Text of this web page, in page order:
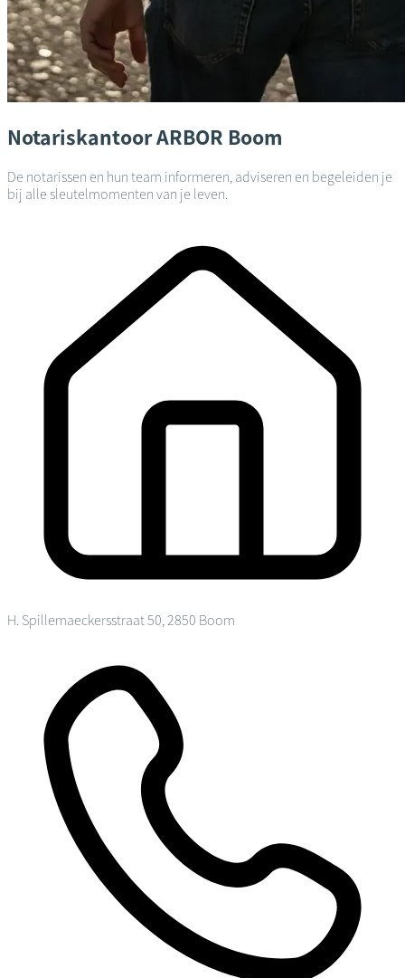
NotariskantoorARBOR Boom
De notarissen en hun team informeren, adviseren en begeleiden je
bij alle sleutelmomenten van je leven.
H. Spillemaeckersstraat 50, 2850 Boom